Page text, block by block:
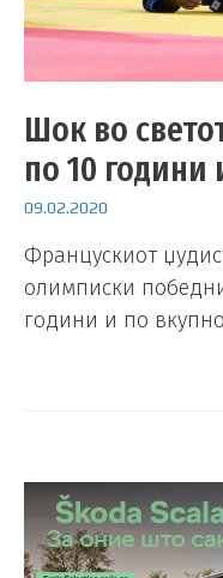
Шок во
по 10 години
09.02.2020
Францускиот
олимписки
години и по